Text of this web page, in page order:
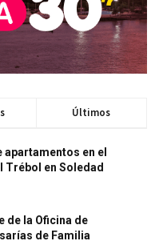
Últimos
en el
Trébol en Soledad
de la Oficina de
de Familia